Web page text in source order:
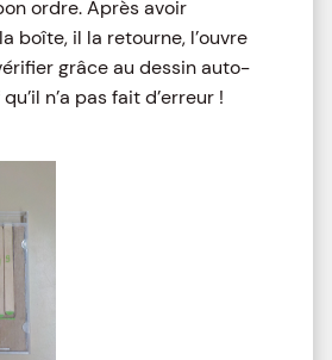
ordre. Après avoir
boîte, il la retourne, l’ouvre
grâce au dessin auto-
n’a pas fait d’erreur !